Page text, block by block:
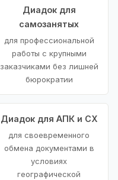
Диадок для
самозанятых
для профессиональной
работы с крупными
заказчиками без лишней
бюрократии
Диадок для АПК и СХ
для своевременного
обмена документами в
условиях
географической